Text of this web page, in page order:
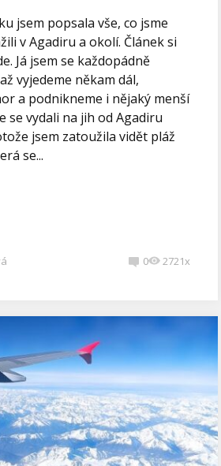
jsem popsala vše, co jsme
v Agadiru a okolí. Článek si
Já jsem se každopádně
vyjedeme někam dál,
a podnikneme i nějaký menší
se vydali na jih od Agadiru
jsem zatoužila vidět pláž
se...
0 2721x